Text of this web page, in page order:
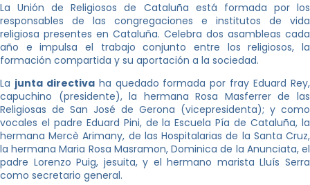
La Unión de Religiosos de Cataluña está formada por los
responsables de las congregaciones e institutos de vida
religiosa presentes en Cataluña. Celebra dos asambleas cada
año e impulsa el trabajo conjunto entre los religiosos, la
formación compartida y su aportación a la sociedad.
La junta directivaha quedado formada por fray Eduard Rey,
capuchino (presidente), la hermana Rosa Masferrer de las
Religiosas de San José de Gerona (vicepresidenta); y como
vocales el padre Eduard Pini, de la Escuela Pía de Cataluña, la
hermana Mercè Arimany, de las Hospitalarias de la Santa Cruz,
la hermana Maria Rosa Masramon, Dominica de la Anunciata, el
padre Lorenzo Puig, jesuita, y el hermano marista Lluís Serra
como secretario general.